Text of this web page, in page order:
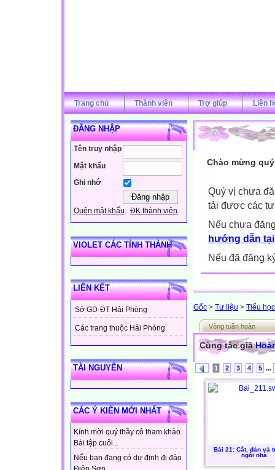
Trang chủ Thành viên Trợ giúp Liên
ĐĂNG NHẬP
Tên truy nhập
Mật khẩu
Ghi nhớ
Quên mật khẩu ĐK thành viên
VIOLET CÁC TỈNH THÀNH
LIÊN KẾT
Sở GD-ĐT Hải Phòng
Các trang thuộc Hải Phòng
TÀI NGUYÊN
CÁC Ý KIẾN MỚI NHẤT
Kính mời quý thầy cô tham khảo.
Bài tập cuối...
Nếu bạn đang có dự định đi đảo
Chào mừng
Quý vị chưa
tải được các
Nếu chưa
hướng dẫn
Nếu đã đăng
Gốc > Tư liệu > Tiểu học
Vòng tuần hoàn
Cùng tác giả
1 2 3 4 5 ...
Bài 21: Cắt, dán và
ngôi nhà